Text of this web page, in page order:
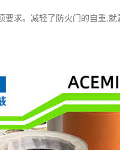
求。减轻了防火门的自重,